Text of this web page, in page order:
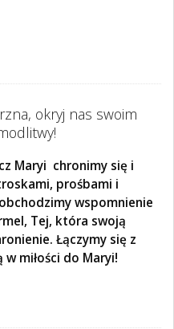
okryj nas swoim
Maryi chronimy się i
prośbami i
wspomnienie
Tej, która swoją
Łączymy się z
miłości do Maryi!